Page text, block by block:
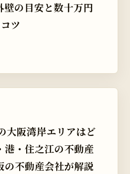
壁の目安と数十万円
ツ
大阪湾岸エリアはど
港・住之江の不動産
の不動産会社が解説